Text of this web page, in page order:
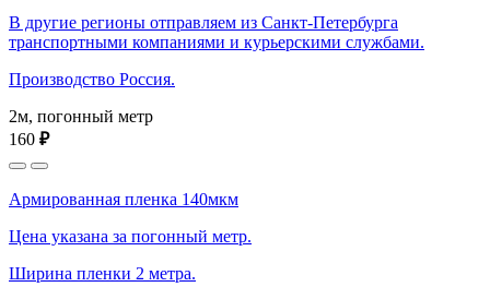
В другие регионы отправляем из Санкт-Петербурга
транспортными компаниями и курьерскими службами.
Производство Россия.
2м, погонный метр
160 ₽
Армированная пленка 140мкм
Цена указана за погонный метр.
Ширина пленки 2 метра.